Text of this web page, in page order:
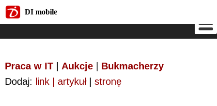
DI mobile
Praca w IT Aukcje
Bukmacherzy
Dodaj: link | artykuł| stronę
DI mobile